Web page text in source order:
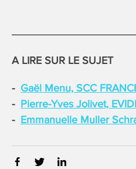
A LIRE SUR LE SUJET
Gaël Menu, SCC
Pierre-Yves Jolivet,
Emmanuelle Muller